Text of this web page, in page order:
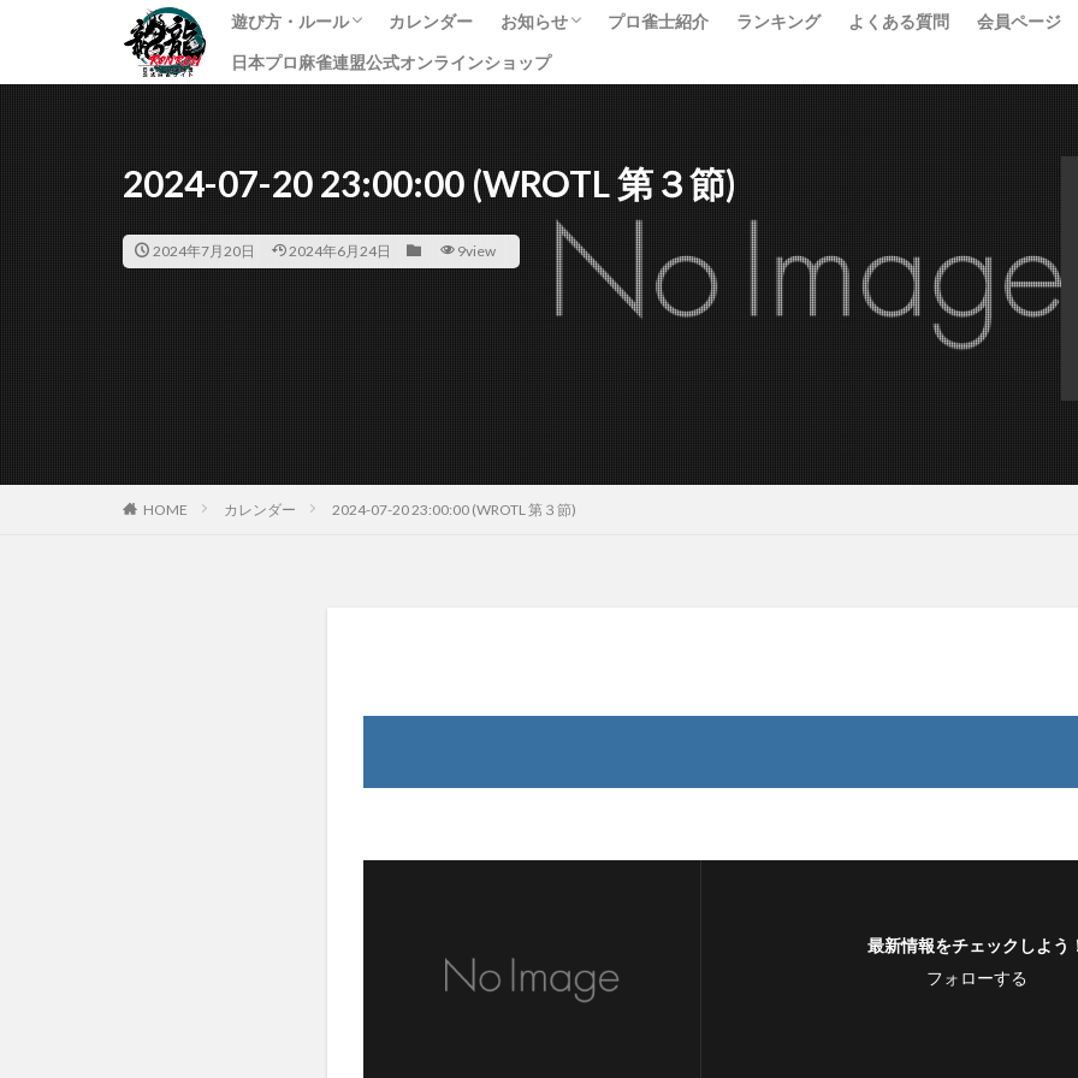
遊び方・ルール
龍龍のプレイ方法
ルール
課金方法
カレンダー お知らせ
イベント
ニュース
すべて
プロ雀士紹介 ランキング よくある質問
会員ページ
日本プロ麻雀連盟公式オンラインショップ
2024-07-20 23:00:00 (WROTL 第３節)
2024年7月20日 2024年6月24日 9view
HOME カレンダー 2024-07-20 23:00:00 (WROTL 第３節)
最新情報をチェックしよう
フォローする